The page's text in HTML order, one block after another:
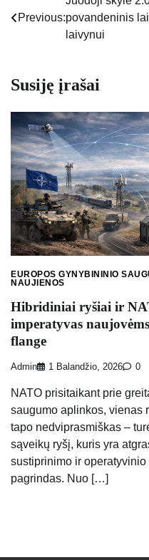
Navigacija
Previous:povandeninis
laivynui
Susiję įrašai
EUROPOS GYNYBININIO
NAUJIENOS
Hibridiniai ryšiai ir
imperatyvas
flange
Admin 1 Balandžio, 2026 0
NATO prisitaikant prie
saugumo aplinkos, vienas
tapo nedviprasmiškas –
sąveikų ryšį, kuris yra
sustiprinimo ir
pagrindas. Nuo […]